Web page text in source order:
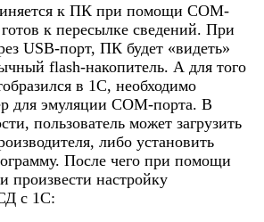
к ПК при помощи COM-
к пересылке сведений. При
USB-порт, ПК будет «видеть»
flash-накопитель. А для того
в 1С, необходимо
для эмуляции COM-порта. В
пользователь может загрузить
либо установить
После чего при помощи
произвести настройку
с 1С: